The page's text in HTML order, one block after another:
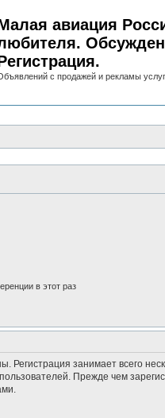
авиация
с продажей и рекламы
в этот раз
занимает всего
Прежде чем